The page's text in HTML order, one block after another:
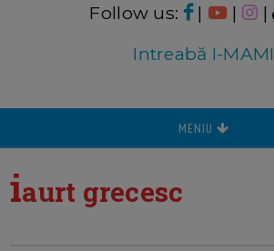
Follow us: | | |
Intreabă I-MAMI
MENIU
iaurt grecesc